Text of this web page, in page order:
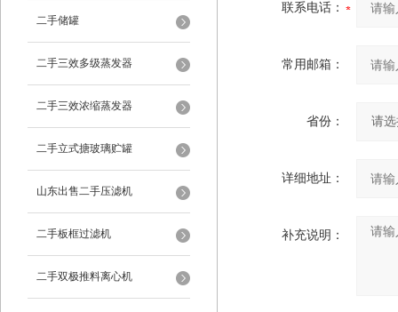
二手储罐
二手三效多级蒸发器
二手三效浓缩蒸发器
二手立式搪玻璃贮罐
山东出售二手压滤机
二手板框过滤机
二手双极推料离心机
联系电话：
常用邮箱：
省份：
详细地址：
补充说明：